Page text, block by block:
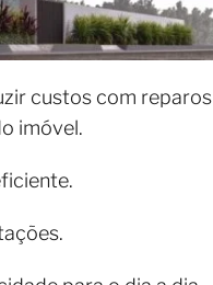
custos com reparos
imóvel.